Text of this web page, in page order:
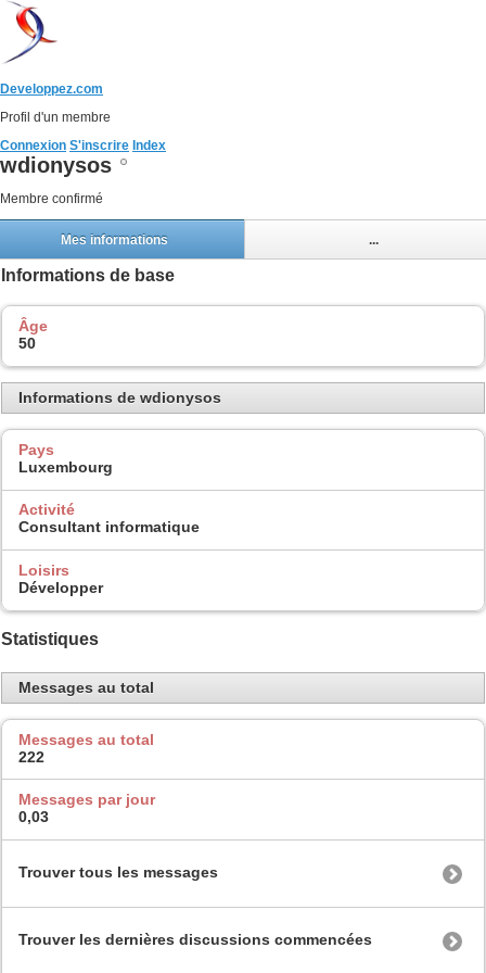
Developpez.com
Profil d'un membre
Connexion S'inscrire Index
wdionysos
Membre confirmé
Mes informations ...
Informations de base
Âge
50
Informations de wdionysos
Pays
Luxembourg
Activité
Consultant informatique
Loisirs
Développer
Statistiques
Messages au total
Messages au total
222
Messages par jour
0,03
Trouver tous les messages
Trouver les dernières discussions commencées